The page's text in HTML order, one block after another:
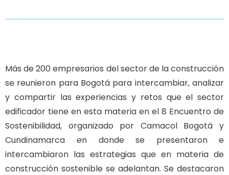
Más de 200 empresarios del sector de la construcción
se reunieron para Bogotá para intercambiar, analizar
y compartir las experiencias y retos que el sector
edificador tiene en esta materia en el 8 Encuentro de
Sostenibilidad, organizado por Camacol Bogotá y
Cundinamarca en donde se presentaron e
intercambiaron las estrategias que en materia de
construcción sostenible se adelantan. Se destacaron